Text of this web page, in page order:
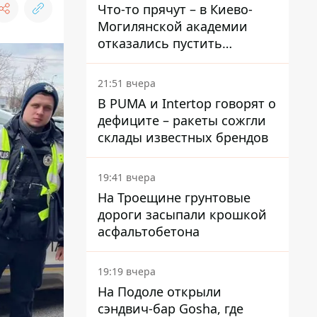
Что-то прячут – в Киево-
Могилянской академии
отказались пустить
комиссию по охране
памятников на территорию
21:51 вчера
В PUMA и Intertop говорят о
дефиците – ракеты сожгли
склады известных брендов
19:41 вчера
На Троещине грунтовые
дороги засыпали крошкой
асфальтобетона
19:19 вчера
На Подоле открыли
сэндвич-бар Gosha, где